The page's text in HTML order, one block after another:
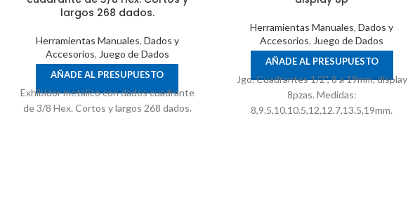
largos 268 dados.
Herramientas Manuales, Dados y
Accesorios, Juego de Dados
AÑADE AL PRESUPUESTO
Exhibidor metalico con dados cuadrante
de 3/8 Hex. Cortos y largos 268 dados.
Herramientas Manuales,Dados y
Accesorios, Juego de Dados
AÑADE AL PRESUPUESTO
Jgo. Cuadrantes 1/2", 8 a 19mm, display
8pzas. Medidas:
8,9.5,10,10.5,12,12.7,13.5,19mm.